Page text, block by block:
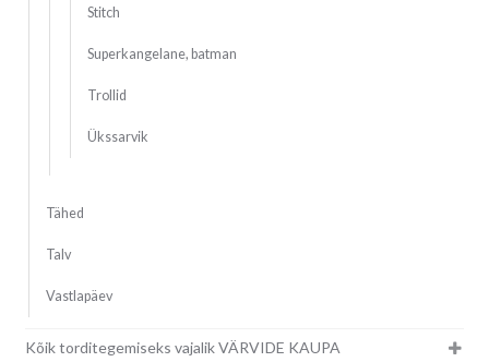
Stitch
Superkangelane, batman
Trollid
Ükssarvik
Tähed
Talv
Vastlapäev
Kõik torditegemiseks vajalik VÄRVIDE KAUPA